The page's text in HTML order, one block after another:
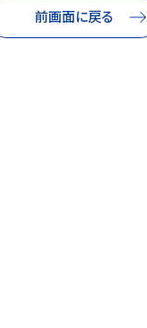
前画面に戻る